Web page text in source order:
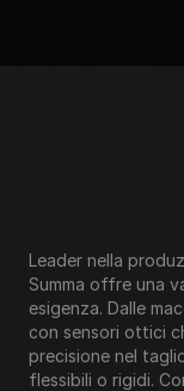
Leader nella
Summa offre una
esigenza. Dalle
con sensori ottici
precisione nel
flessibili o rigidi.